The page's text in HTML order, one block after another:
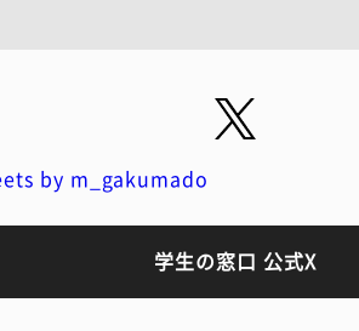
by m_gakumado
学生の窓口 公式X